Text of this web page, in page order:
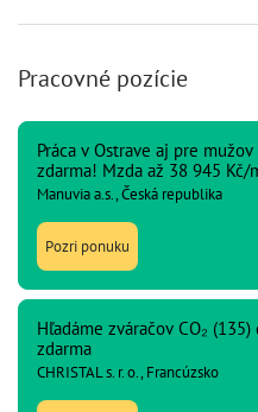
Pracovné pozície
Práca v Ostrave aj pre mužov , ženy aj páry! Ubytovanie
zdarma! Mzda až 38 945 Kč/
Manuvia a.s., Česká republika
Pozri ponuku
Hľadáme zváračov CO₂
zdarma
CHRISTAL s. r. o., Francúzsko